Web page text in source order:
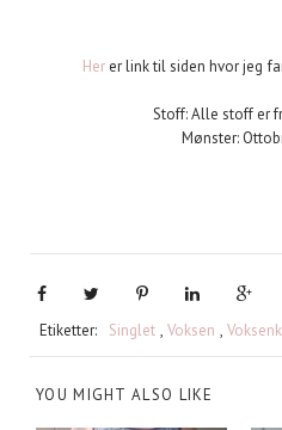
Herer link til siden hvor jeg
Stoff: Alle stoff er
Mønster:
Etiketter: Singlet , Voksen ,
YOU MIGHT ALSO LIKE